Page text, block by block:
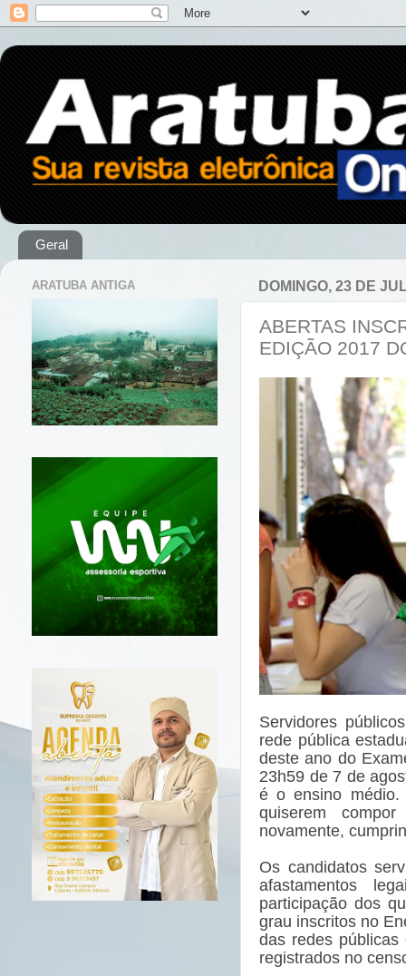
Geral
DOMINGO, 23 DE
ABERTAS
EDIÇÃO 2017
Servidores
rede pública
deste ano do
23h59 de 7 de
é o ensino
quiserem
novamente,
Os candidatos
afastamentos
participação dos
grau inscritos no
das redes públicas
registrados no
ARATUBA ANTIGA